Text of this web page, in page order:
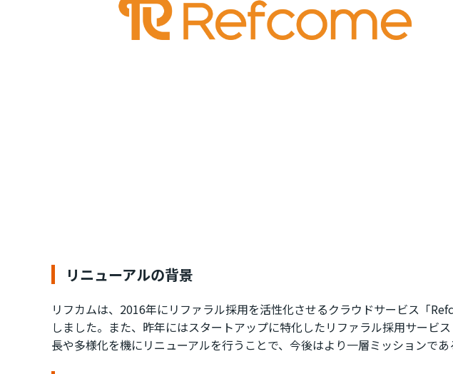
リニューアルの背景
リフカムは、2016年にリファラル採用を活性化させるクラウドサービス「
しました。また、昨年にはスタートアップに特化したリファラル採用サービ
長や多様化を機にリニューアルを行うことで、今後はより一層ミッションで